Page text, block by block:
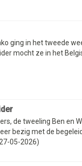
ging in het tweede
mocht ze in het
de tweeling Ben en
bezig met de
05-2026)